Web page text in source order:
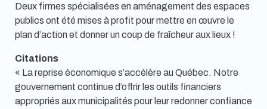
Deux firmes spécialisées en aménagement des espaces
publics ont été mises à profit pour mettre en œuvre le
plan d’action et donner un coup de fraîcheur aux lieux !
Citations
« La reprise économique s’accélère au Québec. Notre
gouvernement continue d’offrir les outils financiers
appropriés aux municipalités pour leur redonner confiance